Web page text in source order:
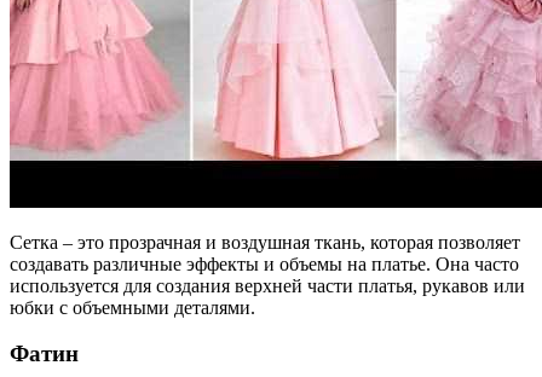
Сетка – это прозрачная и воздушная ткань, которая позволяет
создавать различные эффекты и объемы на платье. Она часто
используется для создания верхней части платья, рукавов или
юбки с объемными деталями.
Фатин